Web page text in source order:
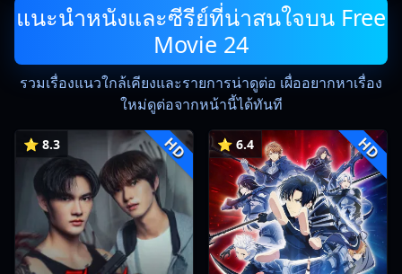
แนะนำหนังและซีรีย์ที่น่าสนใจบน Free
Movie 24
รวมเรื่องแนวใกล้เคียงและรายการน่าดูต่อ เผื่ออยากหาเรื่อง
ใหม่ดูต่อจากหน้านี้ได้ทันที
⭐ 8.3 HD ⭐ 6.4 HD